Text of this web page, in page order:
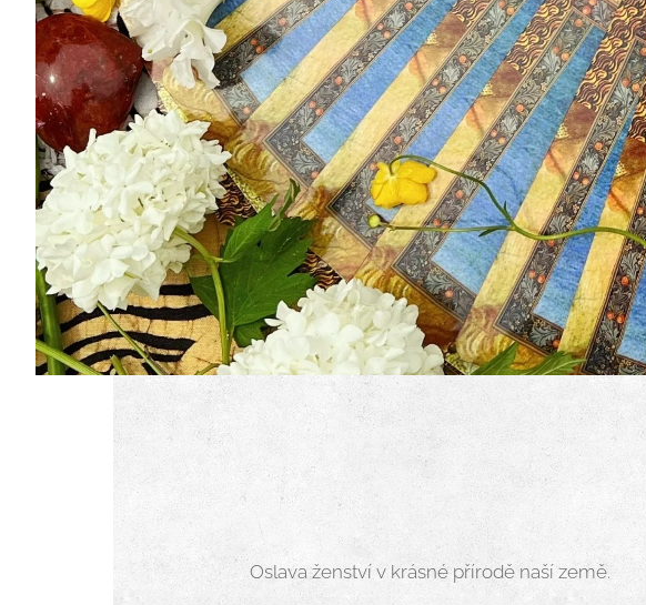
Oslava ženství v krásné přírodě naší země.